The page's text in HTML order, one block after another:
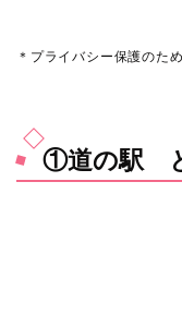
＊プライバシー保護のた
①道の駅 と